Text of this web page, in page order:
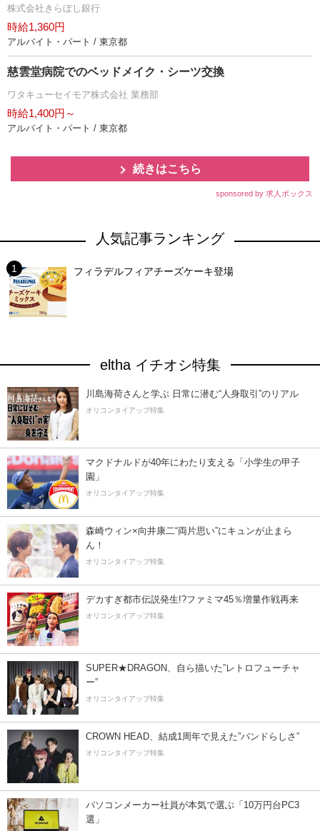
株式会社きらぼし銀行
時給1,360円
アルバイト・パート / 東京都
慈雲堂病院でのベッドメイク・シーツ交換
ワタキューセイモア株式会社 業務部
時給1,400円～
アルバイト・パート / 東京都
続きはこちら
sponsored by 求人ボックス
人気記事ランキング
フィラデルフィアチーズケーキ登場
eltha イチオシ特集
川島海荷さんと学ぶ 日常に潜む“人身取引”のリアル
オリコンタイアップ特集
マクドナルドが40年にわたり支える「小学生の甲子
園」
オリコンタイアップ特集
森崎ウィン×向井康二“両片思い”にキュンが止まら
ん！
オリコンタイアップ特集
デカすぎ都市伝説発生!?ファミマ45％増量作戦再来
オリコンタイアップ特集
SUPER★DRAGON、自ら描いた”レトロフューチャ
ー”
オリコンタイアップ特集
CROWN HEAD、結成1周年で見えた”バンドらしさ”
オリコンタイアップ特集
パソコンメーカー社員が本気で選ぶ「10万円台PC3
選」